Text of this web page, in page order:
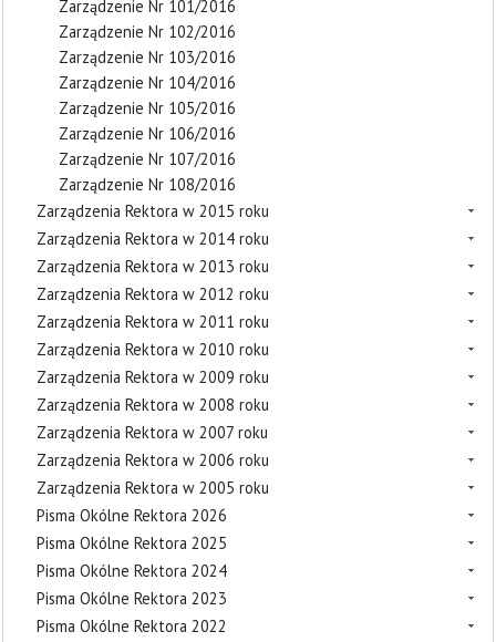
Zarządzenie Nr 101/2016
Zarządzenie Nr 102/2016
Zarządzenie Nr 103/2016
Zarządzenie Nr 104/2016
Zarządzenie Nr 105/2016
Zarządzenie Nr 106/2016
Zarządzenie Nr 107/2016
Zarządzenie Nr 108/2016
Zarządzenia Rektora w 2015 roku
Zarządzenia Rektora w 2014 roku
Zarządzenia Rektora w 2013 roku
Zarządzenia Rektora w 2012 roku
Zarządzenia Rektora w 2011 roku
Zarządzenia Rektora w 2010 roku
Zarządzenia Rektora w 2009 roku
Zarządzenia Rektora w 2008 roku
Zarządzenia Rektora w 2007 roku
Zarządzenia Rektora w 2006 roku
Zarządzenia Rektora w 2005 roku
Pisma Okólne Rektora 2026
Pisma Okólne Rektora 2025
Pisma Okólne Rektora 2024
Pisma Okólne Rektora 2023
Pisma Okólne Rektora 2022